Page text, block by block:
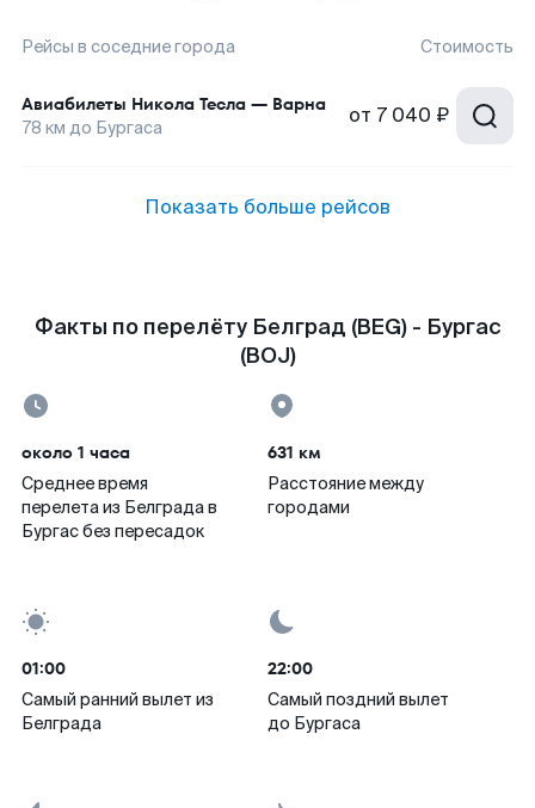
Рейсы в соседние города Стоимость
Авиабилеты Никола Тесла — Варна
78 км до Бургаса от 7 040 ₽
Показать больше рейсов
Факты по перелёту Белград (BEG) - Бургас
(BOJ)
около 1 часа
Среднее время
перелета из Белграда в
Бургас без пересадок
631 км
Расстояние между
городами
01:00
Самый ранний вылет из
Белграда
22:00
Самый поздний вылет
до Бургаса